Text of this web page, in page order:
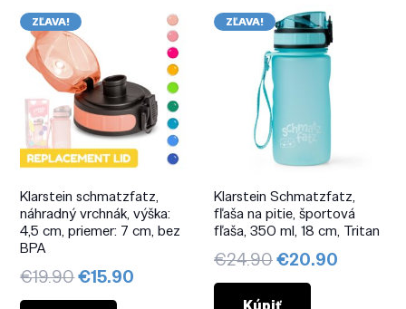
ZĽAVA!
Klarstein schmatzfatz,
náhradný vrchnák, výška:
4,5 cm, priemer: 7 cm, bez
BPA
€19.90Pôvodná
cena
€15.90
ZĽAVA!
Klarstein Schmatzfatz,
fľaša na pitie, športová
fľaša, 350 ml, 18 cm, Tritan
€24.90Pôvodná
cena
€20.90